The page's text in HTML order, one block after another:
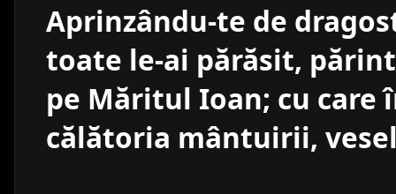
Aprinzându-te de
toate le-ai părăsit,
pe Măritul Ioan; cu care
călătoria mântuirii,